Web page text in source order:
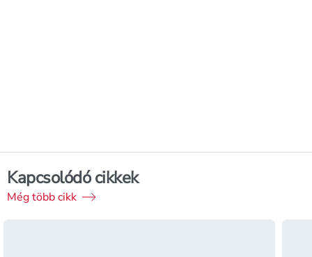
Kapcsolódó cikkek
Még több cikk